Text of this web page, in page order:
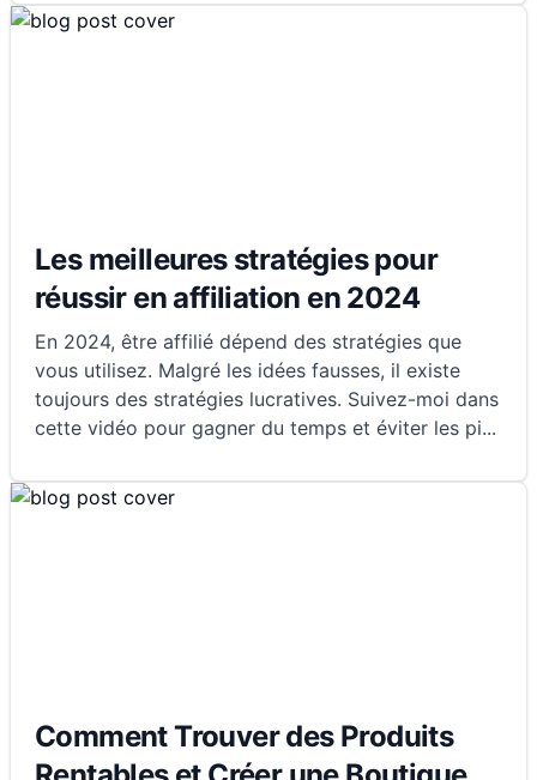
Les meilleures stratégies pour
réussir en affiliation en 2024
En 2024, être affilié dépend des stratégies que
vous utilisez. Malgré les idées fausses, il existe
toujours des stratégies lucratives. Suivez-moi dans
cette vidéo pour gagner du temps et éviter les pi...
Comment Trouver des Produits